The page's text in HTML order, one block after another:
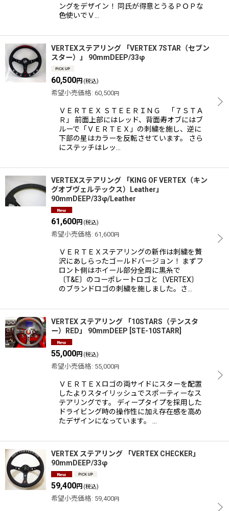
ングをデザイン！ 同氏が得意とうるＰＯＰな
色使いでＶ…
VERTEXステアリング 「VERTEX 7STAR（セブン
スター）」 90mmDEEP/33φ
60,500円 (税込)
希望小売価格: 60,500円
ＶＥＲＴＥＸ ＳＴＥＥＲＩＮＧ 「７ＳＴＡ
Ｒ」 前面上部にはレッド、背面寿オブにはブ
ルーで「ＶＥＲＴＥＸ」の刺繍を施し、逆に
下部の星はカラーを反転させています。 さら
にステッチはレッ…
VERTEXステアリング 「KING OF VERTEX（キン
グオブヴェルテックス）Leather」
90mmDEEP/33φ/Leather
61,600円 (税込)
希望小売価格: 61,600円
ＶＥＲＴＥＸステアリングの新作は刺繍を贅
沢にあしらったゴールドバージョン！ まずフ
ロント側はホイール部分全周に黒糸で
〔T&E〕のコーポレートロゴと〔VERTEX〕
のブランドロゴの刺繍を施しました。さ…
VERTEX ステアリング 「10STARS（テンスタ
ー）RED」 90mmDEEP STE-10STARR
55,000円 (税込)
希望小売価格: 55,000円
ＶＥＲＴＥＸロゴの両サイドにスターを配置
したよりスタイリッシュでスポーティーなス
テアリングです。 ディープタイプを採用した
ドライビング時の操作性に加え存在感を高め
たデザインになっています。 …
VERTEX ステアリング 「VERTEX CHECKER」
90mmDEEP/33φ
59,400円 (税込)
希望小売価格: 59,400円